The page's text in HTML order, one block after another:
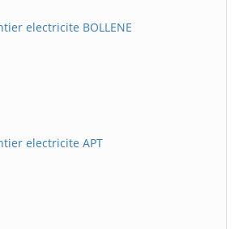
electricite BOLLENE
electricite APT